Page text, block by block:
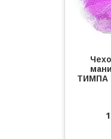
ТИМПА